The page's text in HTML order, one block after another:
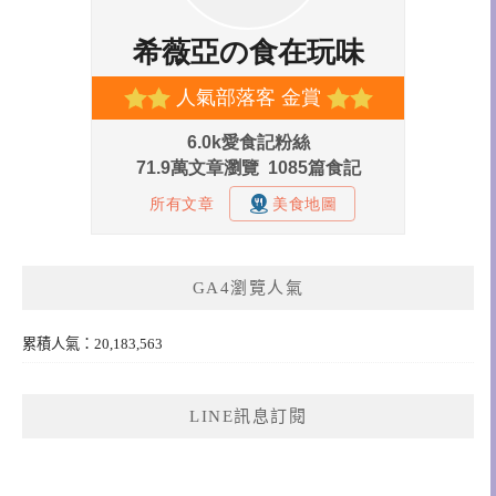
GA4瀏覽人氣
累積人氣：20,183,563
LINE訊息訂閱